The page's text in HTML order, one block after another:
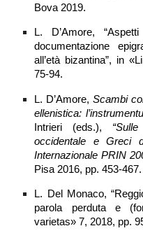
Bova 2019.
L. D’Amore,
documentazione
all’età bizantina”, in
75-94.
L. D’Amore,Scambi
ellenistica:
Intrieri (eds.),
occidentale e Greci
Internazionale PRIN
Pisa 2016, pp. 453-467.
L. Del Monaco,
parola perduta e
varietas» 7, 2018, pp.